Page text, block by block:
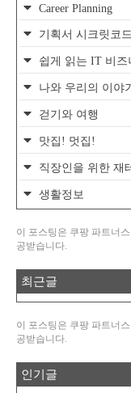
Career Planning
기획서 시크릿코드
쉽게 읽는 IT 비즈
나와 우리의 이야기
걷기와 여행
맛집! 멋집!
직장인을 위한 재
생활정보
이 포스팅은 쿠팡 파트너
공받습니다.
최근글
이 포스팅은 쿠팡 파트너
공받습니다.
인기글